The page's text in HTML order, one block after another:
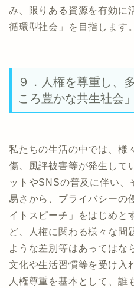
み、限りある資源を有効に
循環型社会」を目指します。
９．人権を尊重し、
ころ豊かな共生社会
私たちの生活の中では、様
傷、風評被害等が発生して
ットやSNSの普及に伴い、
易さから、プライバシーの
イトスピーチ」をはじめと
ど、人権に関わる様々な問
ような差別等はあってはな
文化や生活習慣等を受け入
人権尊重を基本として、誰